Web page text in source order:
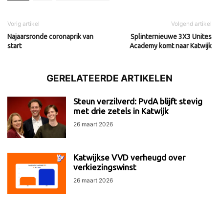
Vorig artikel
Najaarsronde coronaprik van
start
Volgend artikel
Splinternieuwe 3X3 Unites
Academy komt naar Katwijk
GERELATEERDE ARTIKELEN
Steun verzilverd: PvdA blijft stevig
met drie zetels in Katwijk
26 maart 2026
Katwijkse VVD verheugd over
verkiezingswinst
26 maart 2026